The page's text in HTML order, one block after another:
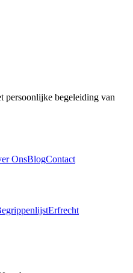
persoonlijke begeleiding van
OnsBlogContact
Erfrecht